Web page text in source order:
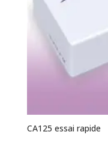
CA125 essai rapide